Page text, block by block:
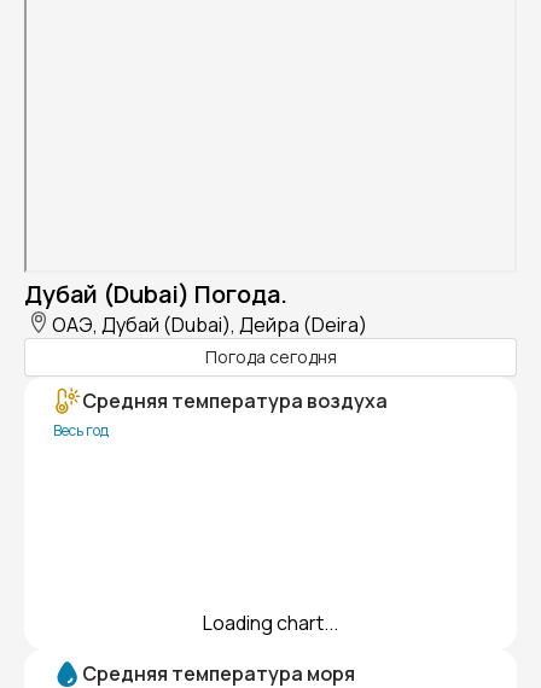
Дубай (Dubai) Погода.
ОАЭ, Дубай (Dubai), Дейра (Deira)
Погода сегодня
Средняя температура воздуха
Весь год
Loading chart...
Средняя температура моря